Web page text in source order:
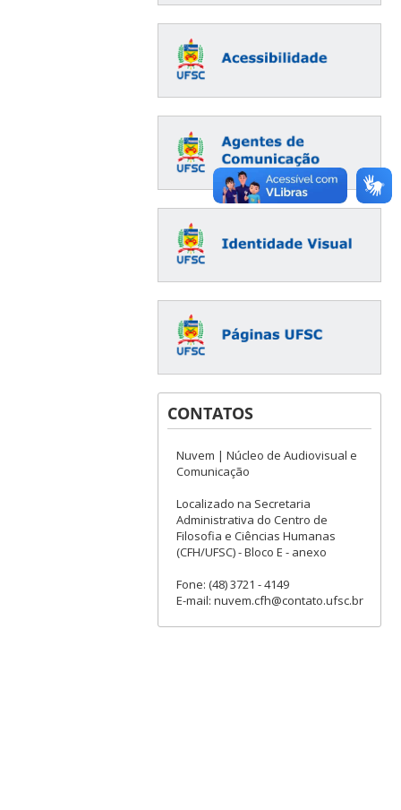
CONTATOS
Nuvem | Núcleo de Audiovisual e
Comunicação
Localizado na Secretaria
Administrativa do Centro de
Filosofia e Ciências Humanas
(CFH/UFSC) - Bloco E - anexo
Fone: (48) 3721 - 4149
E-mail: nuvem.cfh@contato.ufsc.br